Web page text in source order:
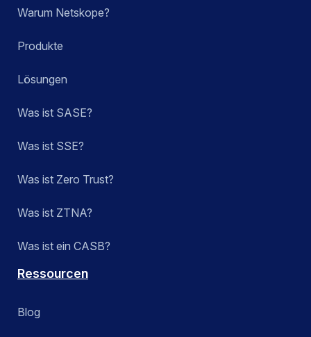
Warum Netskope?
Produkte
Lösungen
Was ist SASE?
Was ist SSE?
Was ist Zero Trust?
Was ist ZTNA?
Was ist ein CASB?
Ressourcen
Blog